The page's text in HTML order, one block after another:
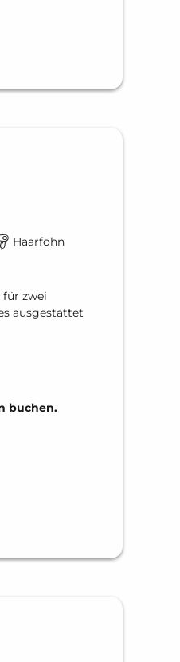
Haarföhn
zwei
ausgestattet
buchen.